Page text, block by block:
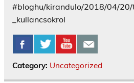
#bloghu/kirandulo/2018/04/20/
_kullancsokrol
Category: Uncategorized